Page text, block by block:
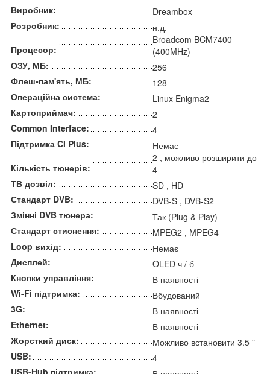
Виробник:
Dreambox
Розробник:
н.д.
Процесор:
Broadcom BCM7400
(400MHz)
ОЗУ, МБ:
256
Флеш-пам'ять, МБ:
128
Операційна система:
Linux Enigma2
Картоприймач:
2
Common Interface:
4
Підтримка CI Plus:
Немає
Кількість тюнерів:
2 , можливо розширити до
4
ТВ дозвіл:
SD , HD
Стандарт DVB:
DVB-S , DVB-S2
Змінні DVB тюнера:
Так (Plug & Play)
Стандарт стиснення:
MPEG2 , MPEG4
Loop вихід:
Немає
Дисплей:
OLED ч / б
Кнопки управління:
В наявності
Wi-Fi підтримка:
Вбудований
3G:
В наявності
Ethernet:
В наявності
Жорсткий диск:
Можливо встановити 3.5 "
USB:
4